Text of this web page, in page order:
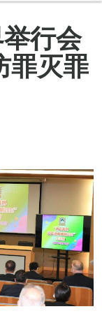
行会
罪灭罪